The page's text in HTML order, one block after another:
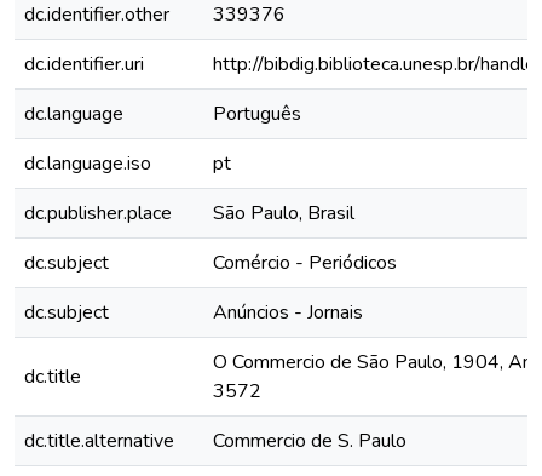
dc.identifier.other
339376
dc.identifier.uri
http://bibdig.biblioteca.unesp.br/
dc.language
Português
dc.language.iso
pt
dc.publisher.place
São Paulo, Brasil
dc.subject
Comércio - Periódicos
dc.subject
Anúncios - Jornais
dc.title
O Commercio de São Paulo, 1904,
3572
dc.title.alternative
Commercio de S. Paulo